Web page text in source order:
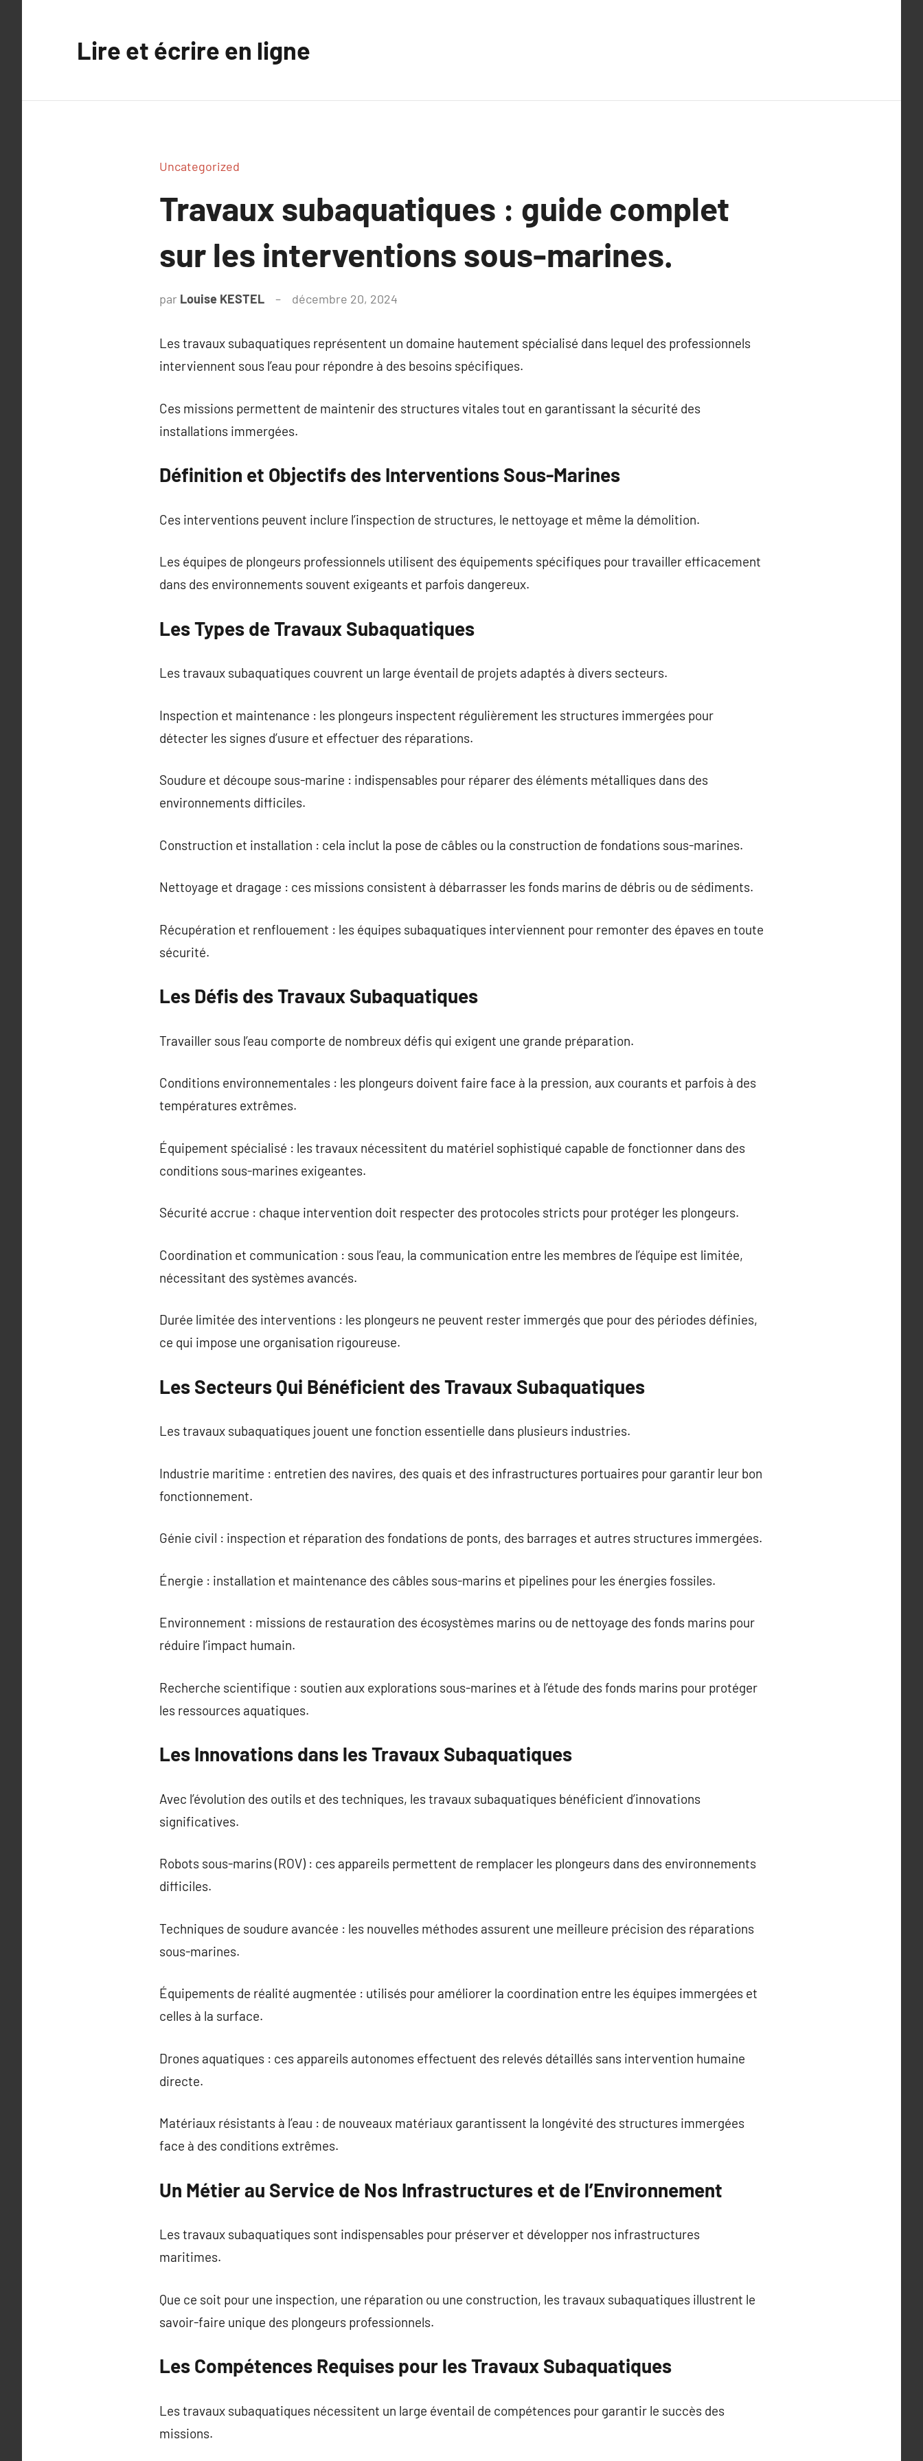
Lire et écrire en ligne
Uncategorized
Travaux subaquatiques : guide complet
sur les interventions sous-marines.
par Louise KESTEL décembre 20, 2024
Les travaux subaquatiques représentent un domaine hautement spécialisé dans lequel des professionnels
interviennent sous l’eau pour répondre à des besoins spécifiques.
Ces missions permettent de maintenir des structures vitales tout en garantissant la sécurité des
installations immergées.
Définition et Objectifs des Interventions Sous-Marines
Ces interventions peuvent inclure l’inspection de structures, le nettoyage et même la démolition.
Les équipes de plongeurs professionnels utilisent des équipements spécifiques pour travailler efficacement
dans des environnements souvent exigeants et parfois dangereux.
Les Types de Travaux Subaquatiques
Les travaux subaquatiques couvrent un large éventail de projets adaptés à divers secteurs.
Inspection et maintenance : les plongeurs inspectent régulièrement les structures immergées pour
détecter les signes d’usure et effectuer des réparations.
Soudure et découpe sous-marine : indispensables pour réparer des éléments métalliques dans des
environnements difficiles.
Construction et installation : cela inclut la pose de câbles ou la construction de fondations sous-marines.
Nettoyage et dragage : ces missions consistent à débarrasser les fonds marins de débris ou de sédiments.
Récupération et renflouement : les équipes subaquatiques interviennent pour remonter des épaves en toute
sécurité.
Les Défis des Travaux Subaquatiques
Travailler sous l’eau comporte de nombreux défis qui exigent une grande préparation.
Conditions environnementales : les plongeurs doivent faire face à la pression, aux courants et parfois à des
températures extrêmes.
Équipement spécialisé : les travaux nécessitent du matériel sophistiqué capable de fonctionner dans des
conditions sous-marines exigeantes.
Sécurité accrue : chaque intervention doit respecter des protocoles stricts pour protéger les plongeurs.
Coordination et communication : sous l’eau, la communication entre les membres de l’équipe est limitée,
nécessitant des systèmes avancés.
Durée limitée des interventions : les plongeurs ne peuvent rester immergés que pour des périodes définies,
ce qui impose une organisation rigoureuse.
Les Secteurs Qui Bénéficient des Travaux Subaquatiques
Les travaux subaquatiques jouent une fonction essentielle dans plusieurs industries.
Industrie maritime : entretien des navires, des quais et des infrastructures portuaires pour garantir leur bon
fonctionnement.
Génie civil : inspection et réparation des fondations de ponts, des barrages et autres structures immergées.
Énergie : installation et maintenance des câbles sous-marins et pipelines pour les énergies fossiles.
Environnement : missions de restauration des écosystèmes marins ou de nettoyage des fonds marins pour
réduire l’impact humain.
Recherche scientifique : soutien aux explorations sous-marines et à l’étude des fonds marins pour protéger
les ressources aquatiques.
Les Innovations dans les Travaux Subaquatiques
Avec l’évolution des outils et des techniques, les travaux subaquatiques bénéficient d’innovations
significatives.
Robots sous-marins (ROV) : ces appareils permettent de remplacer les plongeurs dans des environnements
difficiles.
Techniques de soudure avancée : les nouvelles méthodes assurent une meilleure précision des réparations
sous-marines.
Équipements de réalité augmentée : utilisés pour améliorer la coordination entre les équipes immergées et
celles à la surface.
Drones aquatiques : ces appareils autonomes effectuent des relevés détaillés sans intervention humaine
directe.
Matériaux résistants à l’eau : de nouveaux matériaux garantissent la longévité des structures immergées
face à des conditions extrêmes.
Un Métier au Service de Nos Infrastructures et de l’Environnement
Les travaux subaquatiques sont indispensables pour préserver et développer nos infrastructures
maritimes.
Que ce soit pour une inspection, une réparation ou une construction, les travaux subaquatiques illustrent le
savoir-faire unique des plongeurs professionnels.
Les Compétences Requises pour les Travaux Subaquatiques
Les travaux subaquatiques nécessitent un large éventail de compétences pour garantir le succès des
missions.